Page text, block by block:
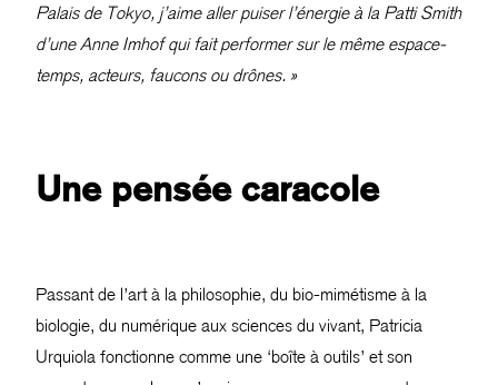
Palais de Tokyo, j’aime aller puiser l’énergie à la Patti Smith
d’une Anne Imhof qui fait performer sur le même espace-
temps, acteurs, faucons ou drônes. »
Une pensée caracole
Passant de l’art à la philosophie, du bio-mimétisme à la
biologie, du numérique aux sciences du vivant, Patricia
Urquiola fonctionne comme une ‘boîte à outils’ et son